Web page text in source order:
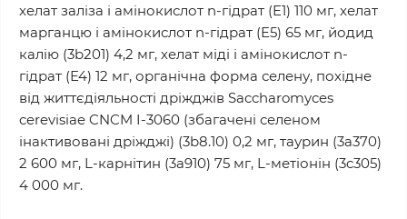
xелат заліза і амінокислот n-гідрат (E1) 110 мг, xелат
марганцю і амінокислот n-гідрат (E5) 65 мг, йодид
калію (3b201) 4,2 мг, хелат міді і амінокислот n-
гідрат (E4) 12 мг, органічна форма селену, похідне
від життєдіяльності дріжджів Saccharomyces
cerevisiae CNCM I-3060 (збагачені селеном
інактивовані дріжджі) (3b8.10) 0,2 мг, таурин (3a370)
2 600 мг, L-карнітин (3a910) 75 мг, L-метіонін (3c305)
4 000 мг.